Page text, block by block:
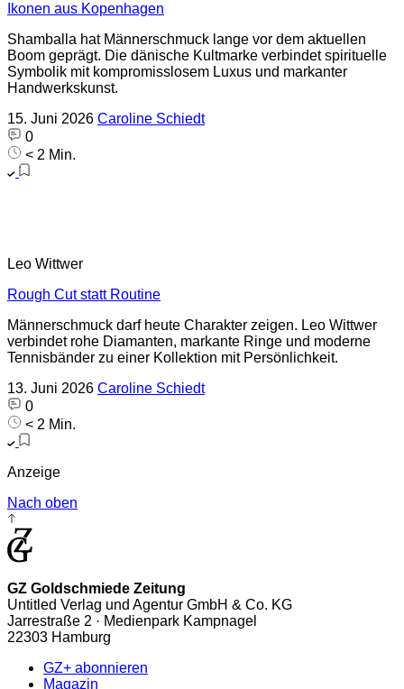
Ikonen aus Kopenhagen
Shamballa hat Männerschmuck lange vor dem aktuellen
Boom geprägt. Die dänische Kultmarke verbindet­ spirituelle
Symbolik mit kompromisslosem Luxus und markanter
Handwerkskunst.
15. Juni 2026 Caroline Schiedt
0
< 2 Min.
Leo Wittwer
Rough Cut statt Routine
Männerschmuck darf heute Charakter zeigen. Leo Wittwer
verbindet rohe Diamanten, markante Ringe und moderne
Tennisbänder zu einer Kollektion mit Persönlichkeit.
13. Juni 2026 Caroline Schiedt
0
< 2 Min.
Anzeige
Nach oben
GZ Goldschmiede Zeitung
Untitled Verlag und Agentur GmbH & Co. KG
Jarrestraße 2 · Medienpark Kampnagel
22303 Hamburg
GZ+ abonnieren
Magazin